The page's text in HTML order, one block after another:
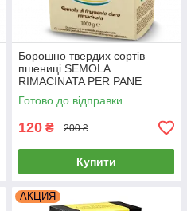
Борошно твердих сортів
пшениці SEMOLA
RIMACINATA PER PANE
Molino Grassi 1 кг
Готово до відправки
120 ₴ 200 ₴
Купити
АКЦИЯ